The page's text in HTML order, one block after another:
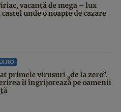
vacanță de mega – lux
unde o noapte de cazare
primele virusuri „de la zero”.
îi îngrijorează pe oamenii